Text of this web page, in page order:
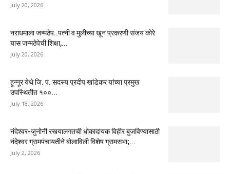
July 20, 2026
नराधमाला जन्मठेप..पत्नी व मुलीच्या खून प्रकरणी संजय कोरे
यास जन्मठेपेची शिक्षा,...
July 20, 2026
हून्नूर येथे जि. प. सदस्य प्रदीप खांडेकर यांच्या प्रमुख
उपस्थितीत १००...
July 18, 2026
नंदेश्वर-जुनोनी रस्त्यालगतची धोकादायक विहीर बुजविण्यासाठी
नंदेश्वर ग्रामपंचायतीने बोलाविली विशेष ग्रामसभा;...
July 2, 2026